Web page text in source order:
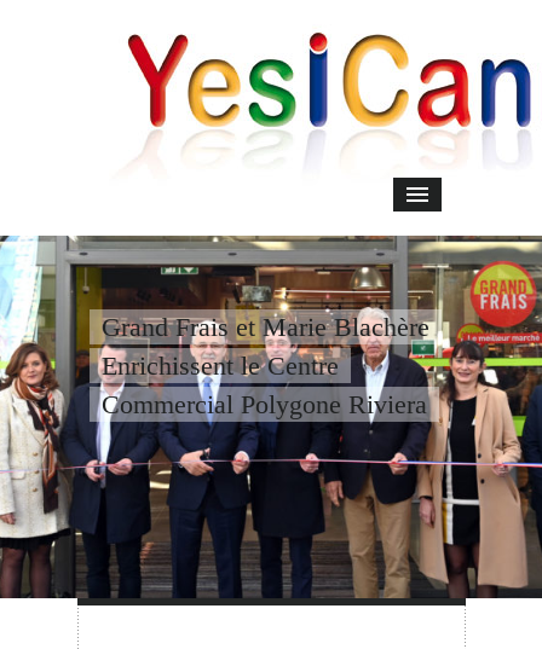
Grand Frais et Marie Blachère
Enrichissent le Centre
Commercial Polygone Riviera